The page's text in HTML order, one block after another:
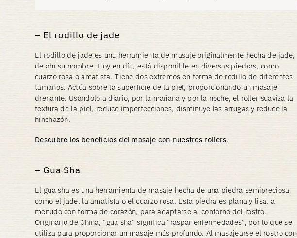
El rodillo de jade
El rodillo de jade es una herramienta de masaje originalmente hecha de jade,
de ahí su nombre. Hoy en día, está disponible en diversas piedras, como
cuarzo rosa o amatista. Tiene dos extremos en forma de rodillo de diferentes
tamaños. Actúa sobre la superficie de la piel, proporcionando un masaje
drenante. Usándolo a diario, por la mañana y por la noche, el roller suaviza la
textura de la piel, reduce imperfecciones, disminuye las arrugas y reduce la
hinchazón.
Descubre los beneficios del masaje con nuestros rollers.
Gua Sha
El gua sha es una herramienta de masaje hecha de una piedra semipreciosa
como el jade, la amatista o el cuarzo rosa. Esta piedra es plana y lisa, a
menudo con forma de corazón, para adaptarse al contorno del rostro.
Originario de China, "gua sha" significa "raspar enfermedades", por lo que se
utiliza para proporcionar un masaje más profundo. Al masajearse el rostro con